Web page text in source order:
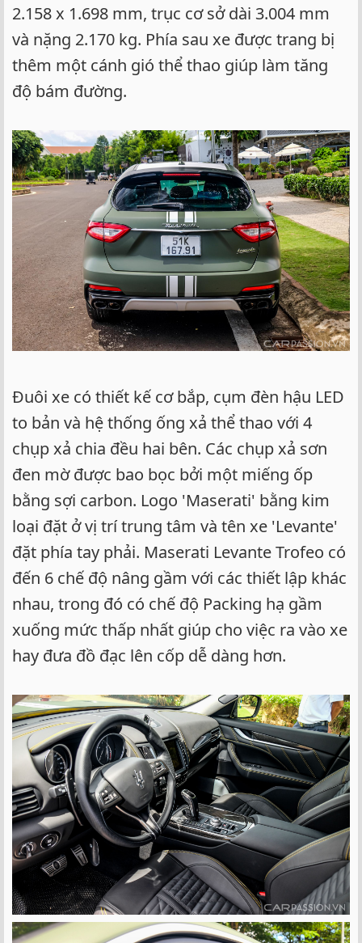
2.158 x 1.698 mm, trục cơ sở dài 3.004 mm
và nặng 2.170 kg. Phía sau xe được trang bị
thêm một cánh gió thể thao giúp làm tăng
độ bám đường.
Đuôi xe có thiết kế cơ bắp, cụm đèn hậu LED
to bản và hệ thống ống xả thể thao với 4
chụp xả chia đều hai bên. Các chụp xả sơn
đen mờ được bao bọc bởi một miếng ốp
bằng sợi carbon. Logo 'Maserati' bằng kim
loại đặt ở vị trí trung tâm và tên xe 'Levante'
đặt phía tay phải. Maserati Levante Trofeo có
đến 6 chế độ nâng gầm với các thiết lập khác
nhau, trong đó có chế độ Packing hạ gầm
xuống mức thấp nhất giúp cho việc ra vào xe
hay đưa đồ đạc lên cốp dễ dàng hơn.